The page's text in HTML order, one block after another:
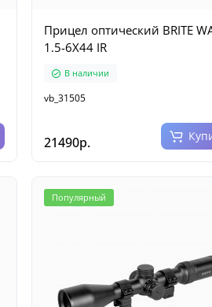
Прицел оптический BRITE
1.5-6X44 IR
В наличии
vb_31505
21490р.
Популярный